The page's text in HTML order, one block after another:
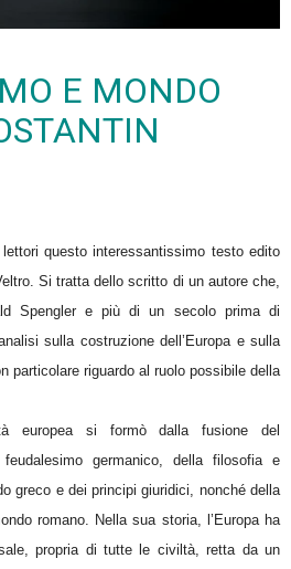
E MONDO
lettori questo interessantissimo testo edito
Si tratta dello scritto di un autore che,
Spengler e più di un secolo prima di
sulla costruzione dell’Europa e sulla
particolare riguardo al ruolo possibile della
europea si formò dalla fusione del
germanico, della filosofia e
greco e dei principi giuridici, nonché della
romano. Nella sua storia, l’Europa ha
propria di tutte le civiltà, retta da un